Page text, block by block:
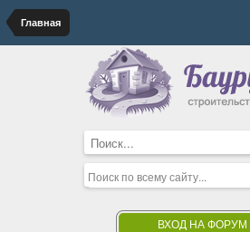
Главная
ВХОД НА ФОРУМ